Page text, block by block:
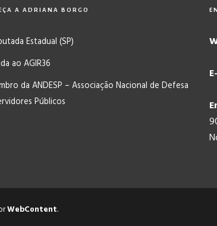
A ADRIANA BORGO
Estadual (SP)
ao AGIR36
da ANDESP – Associação Nacional de Defesa
Públicos
WebContent.